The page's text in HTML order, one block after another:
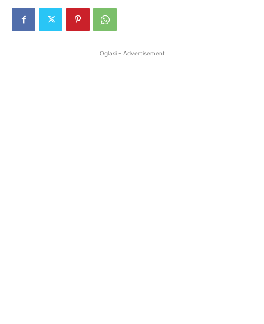
Oglasi - Advertisement